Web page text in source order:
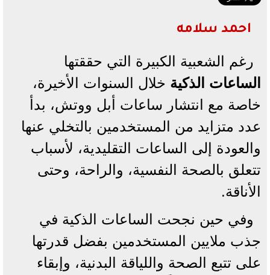
احمد سلامه
رغم الشعبية الكبيرة التي حققتها
الساعات الذكية خلال السنوات الأخيرة،
خاصة مع انتشار ساعات أبل ووتش، بدأ
عدد متزايد من المستخدمين بالتخلي عنها
والعودة إلى الساعات التقليدية، لأسباب
تتعلق بالصحة النفسية، والراحة، وحتى
الأناقة.
وفي حين نجحت الساعات الذكية في
جذب ملايين المستخدمين بفضل قدرتها
على تتبع الصحة واللياقة البدنية، وإبقاء